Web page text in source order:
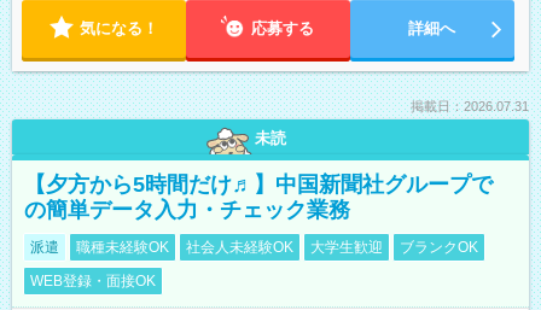
気になる！ 応募する 詳細へ
掲載日：2026.07.31
未読
【夕方から5時間だけ♬】中国新聞社グループで
の簡単データ入力・チェック業務
派遣 職種未経験OK 社会人未経験OK 大学生歓迎
ブランクOK
WEB登録・面接OK